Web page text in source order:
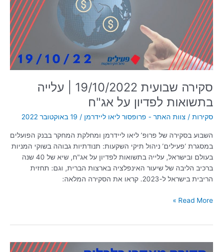
סקירה שבועית 19/10/2022 | עלייה
בתשואות לפדיון על אג"ח
סקירות / צוות האתר - פרופסור ליאו ליידרמן / 19 באוקטובר 2022
השבוע בסקירה של פרופ’ ליאו ליידרמן ומחלקת המחקר בבנק הפועלים
במסגרת ‘פעילים’ ניהול תיקי השקעות: תנודתיות גבוהה בשוקי המניות
בעולם ובישראל, עלייה בתשואות לפדיון על אג"ח, שיא של 40 שנה
ברכיב הליבה של שיעור האינפלציה בארצות הברית, וגם: תחזית
הריבית בישראל ל-2023. קראו את הסקירה המלאה:
עלייה
בתשואות
לפדיון
על
אג"ח
Read More »